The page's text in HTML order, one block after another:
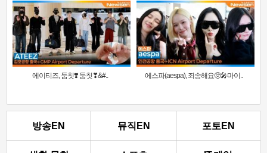
에이티즈, 둠칫❣️ 둠칫❣&#.. 에스파(aespa), 죄송해요🥺🎤마이..
방송EN 뮤직EN 포토EN